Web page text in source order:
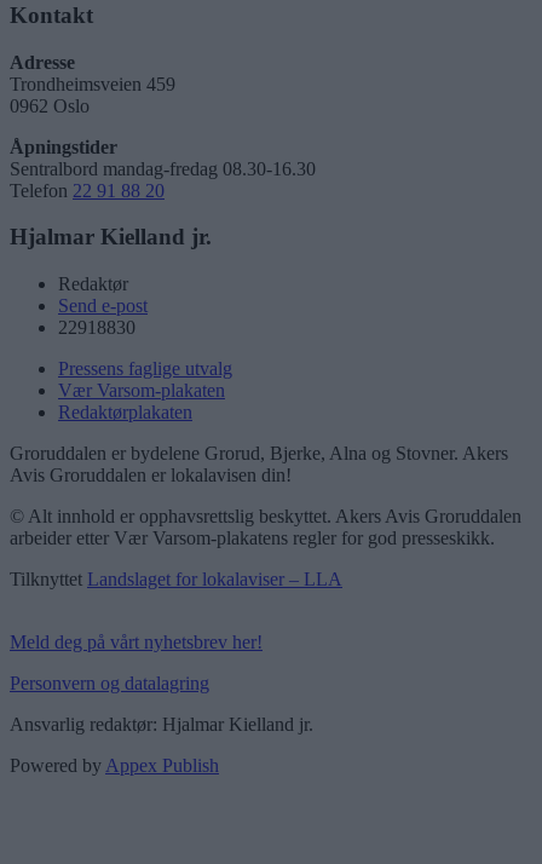
Kontakt
Adresse
Trondheimsveien 459
0962 Oslo
Åpningstider
Sentralbord mandag-fredag 08.30-16.30
Telefon 22 91 88 20
Hjalmar Kielland jr.
Redaktør
Send e-post
22918830
Pressens faglige utvalg
Vær Varsom-plakaten
Redaktørplakaten
Groruddalen er bydelene Grorud, Bjerke, Alna og Stovner. Akers
Avis Groruddalen er lokalavisen din!
© Alt innhold er opphavsrettslig beskyttet. Akers Avis Groruddalen
arbeider etter Vær Varsom-plakatens regler for god presseskikk.
Tilknyttet Landslaget for lokalaviser – LLA
Meld deg på vårt nyhetsbrev her!
Personvern og datalagring
Ansvarlig redaktør: Hjalmar Kielland jr.
Powered by Appex Publish